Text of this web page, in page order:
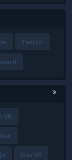
Twitch
VR
StarVR